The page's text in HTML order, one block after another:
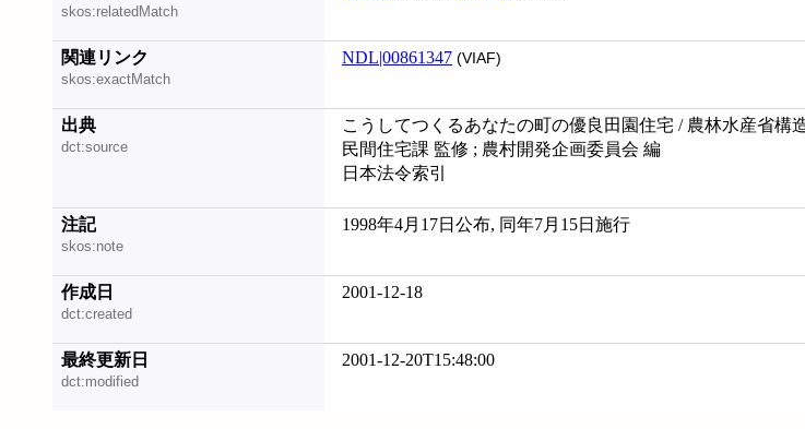
skos:relatedMatch
関連リンク
skos:exactMatch
NDL|00861347 (VIAF)
出典
dct:source
こうしてつくるあなたの町の優良田園住宅 / 農林水産省構
民間住宅課 監修 ; 農村開発企画委員会 編
日本法令索引
注記
skos:note
1998年4月17日公布, 同年7月15日施行
作成日
dct:created
2001-12-18
最終更新日
dct:modified
2001-12-20T15:48:00